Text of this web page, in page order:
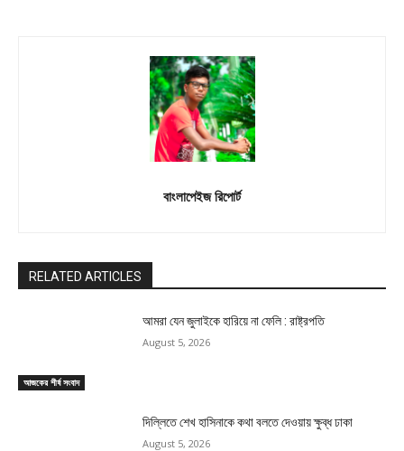
বাংলাপেইজ রিপোর্ট
RELATED ARTICLES
আজকের শীর্ষ সংবাদ
আমরা যেন জুলাইকে হারিয়ে না ফেলি : রাষ্ট্রপতি
August 5, 2026
দিল্লিতে শেখ হাসিনাকে কথা বলতে দেওয়ায় ক্ষুব্ধ ঢাকা
August 5, 2026